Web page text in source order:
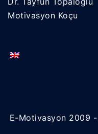
Motivasyon Koçu
E-Motivasyon 2009